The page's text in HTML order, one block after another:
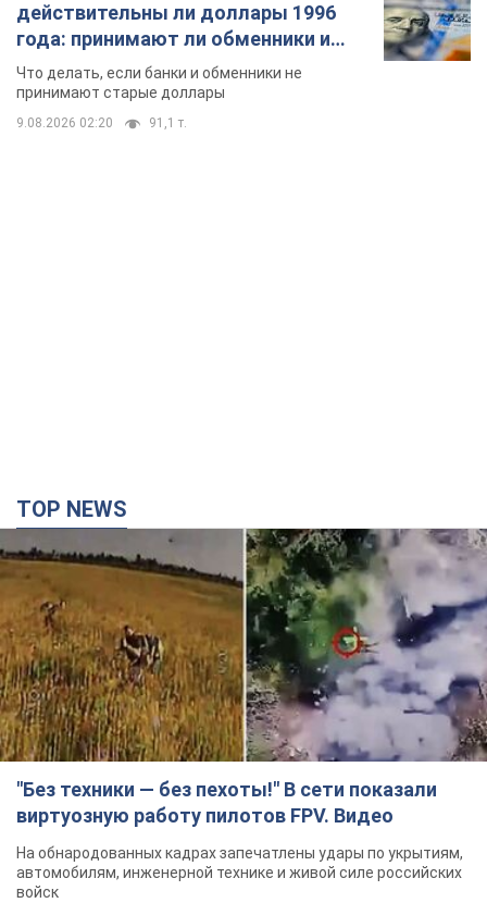
действительны ли доллары 1996
года: принимают ли обменники и
банки такие купюры
Что делать, если банки и обменники не
принимают старые доллары
9.08.2026 02:20 91,1 т.
TOP NEWS
"Без техники — без пехоты!" В сети показали
виртуозную работу пилотов FPV. Видео
На обнародованных кадрах запечатлены удары по укрытиям,
автомобилям, инженерной технике и живой силе российских
войск